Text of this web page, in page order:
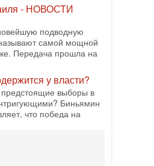
- НОВОСТИ
подводную
самой мощной
Передача прошла на
у власти?
выборы в
Биньямин
что победа на